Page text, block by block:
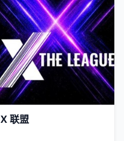
X 联盟